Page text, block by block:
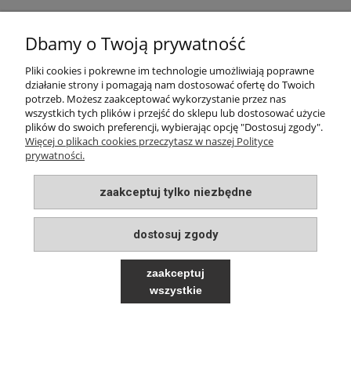
( 1 kg = 16,50 zł )
do koszyka
INFORMACJE
O NAS
Dbamy o Twoją prywatność
Pliki cookies i pokrewne im technologie umożliwiają poprawne
działanie strony i pomagają nam dostosować ofertę do Twoich
potrzeb. Możesz zaakceptować wykorzystanie przez nas
wszystkich tych plików i przejść do sklepu lub dostosować użycie
plików do swoich preferencji, wybierając opcję "Dostosuj zgody".
Więcej o plikach cookies przeczytasz w naszej Polityce
prywatności.
zaakceptuj tylko niezbędne
dostosuj zgody
zaakceptuj
wszystkie